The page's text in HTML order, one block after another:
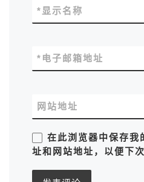
显示名称
*
电子邮箱地址
*
网站地址
在此浏览器中保存我
址和网站地址，以便下